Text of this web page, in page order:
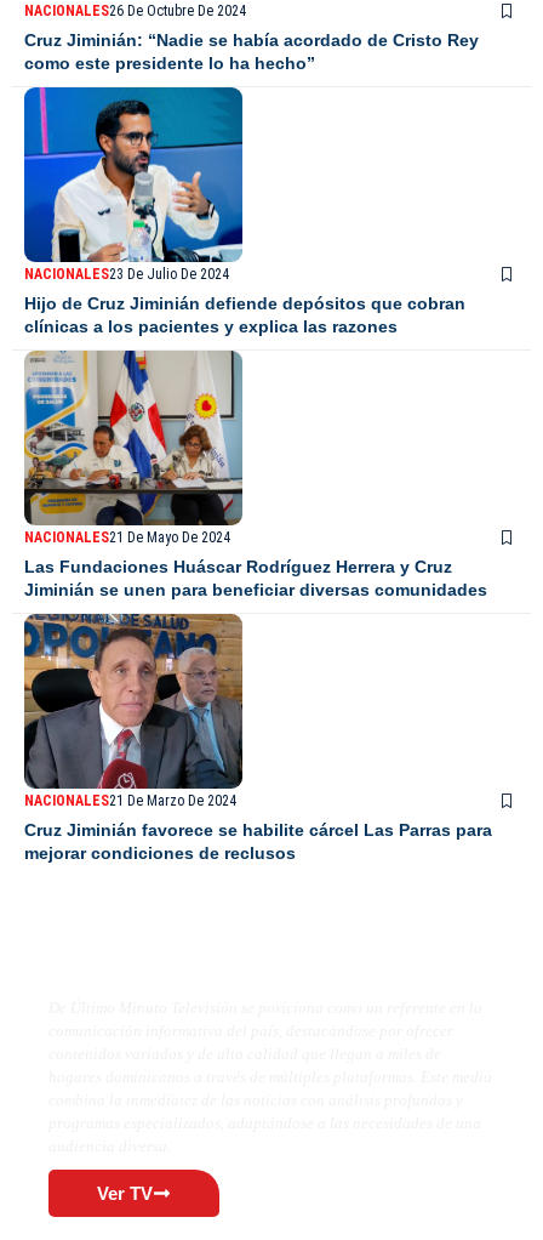
NACIONALES26 De Octubre De 2024
Cruz Jiminián: “Nadie se había acordado de Cristo Rey
como este presidente lo ha hecho”
NACIONALES23 De Julio De 2024
Hijo de Cruz Jiminián defiende depósitos que cobran
clínicas a los pacientes y explica las razones
NACIONALES21 De Mayo De 2024
Las Fundaciones Huáscar Rodríguez Herrera y Cruz
Jiminián se unen para beneficiar diversas comunidades
NACIONALES21 De Marzo De 2024
Cruz Jiminián favorece se habilite cárcel Las Parras para
mejorar condiciones de reclusos
Ver TV